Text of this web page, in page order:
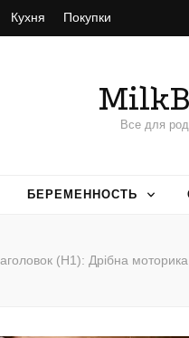
Кухня Покупки
Все для
БЕРЕМЕННОСТЬ
(H1): Дрібна